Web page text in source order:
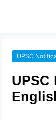
UPSC
UPSC